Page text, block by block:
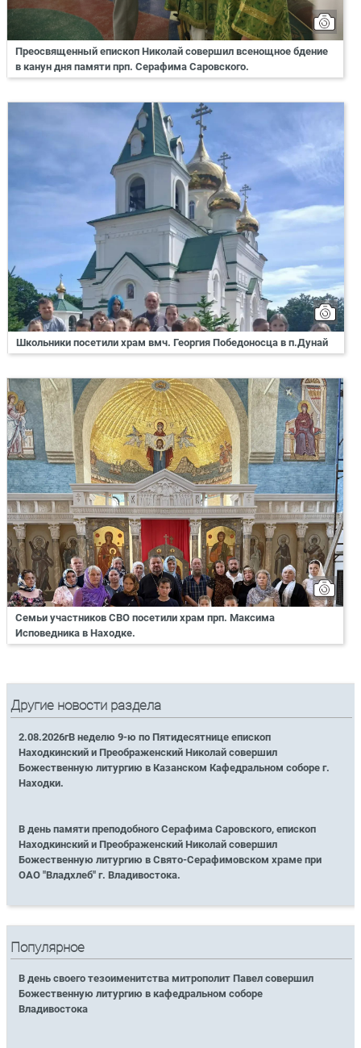
Преосвященный епископ Николай совершил всенощное бдение
в канун дня памяти прп. Серафима Саровского.
Школьники посетили храм вмч. Георгия Победоносца в п.Дунай
Семьи участников СВО посетили храм прп. Максима
Исповедника в Находке.
Другие новости раздела
2.08.2026гВ неделю 9-ю по Пятидесятнице епископ
Находкинский и Преображенский Николай совершил
Божественную литургию в Казанском Кафедральном соборе г.
Находки.
В день памяти преподобного Серафима Саровского, епископ
Находкинский и Преображенский Николай совершил
Божественную литургию в Свято-Серафимовском храме при
ОАО "Владхлеб" г. Владивостока.
Популярное
В день своего тезоименитства митрополит Павел совершил
Божественную литургию в кафедральном соборе
Владивостока